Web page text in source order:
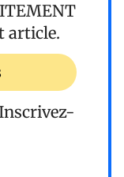
article.